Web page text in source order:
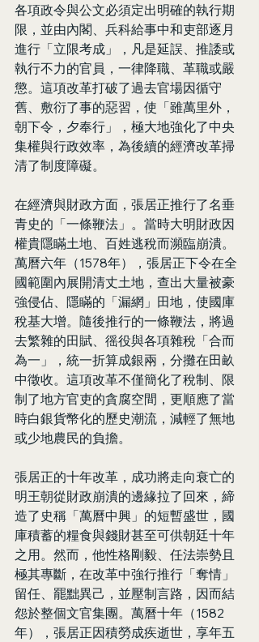
各項政令與公文必須定出明確的執行期
限，並由內閣、兵科給事中和吏部逐月
進行「立限考成」，凡是延誤、推諉或
執行不力的官員，一律降職、革職或嚴
懲。這項改革打破了過去官場因循守
舊、敷衍了事的惡習，使「雖萬里外，
朝下令，夕奉行」，極大地強化了中央
集權與行政效率，為後續的經濟改革掃
清了制度障礙。
在經濟與財政方面，張居正推行了名垂
青史的「一條鞭法」。當時大明財政因
權貴隱瞞土地、百姓逃稅而瀕臨崩潰。
萬曆六年（1578年），張居正下令在全
國範圍內展開清丈土地，查出大量被豪
強侵佔、隱瞞的「漏網」田地，使國庫
稅基大增。隨後推行的一條鞭法，將過
去繁雜的田賦、徭役與各項雜稅「合而
為一」，統一折算成銀兩，分攤在田畝
中徵收。這項改革不僅簡化了稅制、限
制了地方官吏的貪腐空間，更順應了當
時白銀貨幣化的歷史潮流，減輕了無地
或少地農民的負擔。
張居正的十年改革，成功將走向衰亡的
明王朝從財政崩潰的邊緣拉了回來，締
造了史稱「萬曆中興」的短暫盛世，國
庫積蓄的糧食與錢財甚至可供朝廷十年
之用。然而，他性格剛毅、任法崇勢且
極其專斷，在改革中強行推行「奪情」
留任、罷黜異己，並壓制言路，因而結
怨於整個文官集團。萬曆十年（1582
年），張居正因積勞成疾逝世，享年五